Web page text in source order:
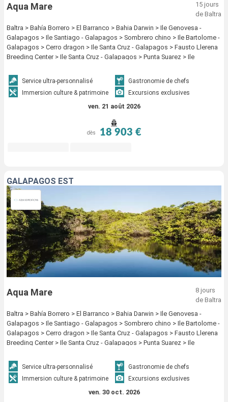
Aqua Mare
15 jours
de Baltra
Baltra > Bahía Borrero > El Barranco > Bahia Darwin > Ile Genovesa -
Galapagos > Ile Santiago - Galapagos > Sombrero chino > Ile Bartolome -
Galapagos > Cerro dragon > Ile Santa Cruz - Galapagos > Fausto Llerena
Breeding Center > Ile Santa Cruz - Galapagos > Punta Suarez > Ile
Galapagos > Punta Cormorant > Bahia Post Office > Ile Floreana -
Galapagos > Punta Moreno > Ile Isabela - Galapagos > Punta Espinoza >
Ile Fernandina - Galapagos > Caleta Tagus - île Isabela > Ile Isabela -
Galapagos > Puerto Egas > Playa espumilla (Santiago) > Ile Santiago -
Service ultra-personnalisé
Gastronomie de chefs
Immersion culture & patrimoine
Excursions exclusives
ven. 21 août 2026
dès 18 903 €
GALAPAGOS EST
Aqua Mare
8 jours
de Baltra
Baltra > Bahía Borrero > El Barranco > Bahia Darwin > Ile Genovesa -
Galapagos > Ile Santiago - Galapagos > Sombrero chino > Ile Bartolome -
Galapagos > Cerro dragon > Ile Santa Cruz - Galapagos > Fausto Llerena
Breeding Center > Ile Santa Cruz - Galapagos > Punta Suarez > Ile
Santa Cruz - Galapagos
Service ultra-personnalisé
Gastronomie de chefs
Immersion culture & patrimoine
Excursions exclusives
ven. 30 oct. 2026